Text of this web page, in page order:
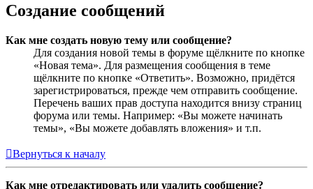
Создание сообщений
Как мне создать новую тему или сообщение?
Для создания новой темы в форуме щёлкните по кнопке
«Новая тема». Для размещения сообщения в теме
щёлкните по кнопке «Ответить». Возможно, придётся
зарегистрироваться, прежде чем отправить сообщение.
Перечень ваших прав доступа находится внизу страниц
форума или темы. Например: «Вы можете начинать
темы», «Вы можете добавлять вложения» и т.п.
Вернуться к началу
Как мне отредактировать или удалить сообщение?